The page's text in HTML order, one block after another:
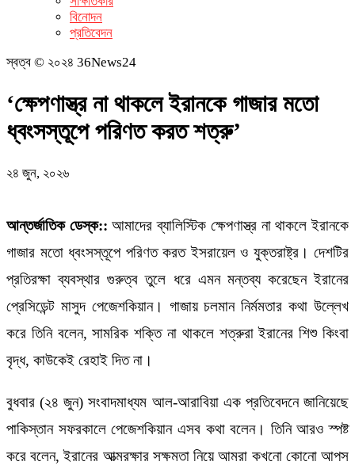
বিনোদন
প্রতিবেদন
স্বত্ব © ২০২৪ 36News24
‘ক্ষেপণাস্ত্র না থাকলে ইরানকে গাজার মতো
ধ্বংসস্তূপে পরিণত করত শত্রু’
২৪ জুন, ২০২৬
আন্তর্জাতিক ডেস্ক::আমাদের ব্যালিস্টিক ক্ষেপণাস্ত্র না থাকলে ইরানকে
গাজার মতো ধ্বংসস্তূপে পরিণত করত ইসরায়েল ও যুক্তরাষ্ট্র। দেশটির
প্রতিরক্ষা ব্যবস্থার গুরুত্ব তুলে ধরে এমন মন্তব্য করেছেন ইরানের
প্রেসিডেন্ট মাসুদ পেজেশকিয়ান। গাজায় চলমান নির্মমতার কথা উল্লেখ
করে তিনি বলেন, সামরিক শক্তি না থাকলে শত্রুরা ইরানের শিশু কিংবা
বৃদ্ধ, কাউকেই রেহাই দিত না।
বুধবার (২৪ জুন) সংবাদমাধ্যম আল-আরাবিয়া এক প্রতিবেদনে জানিয়েছে
পাকিস্তান সফরকালে পেজেশকিয়ান এসব কথা বলেন। তিনি আরও স্পষ্ট
করে বলেন, ইরানের আত্মরক্ষার সক্ষমতা নিয়ে আমরা কখনো কোনো আপস